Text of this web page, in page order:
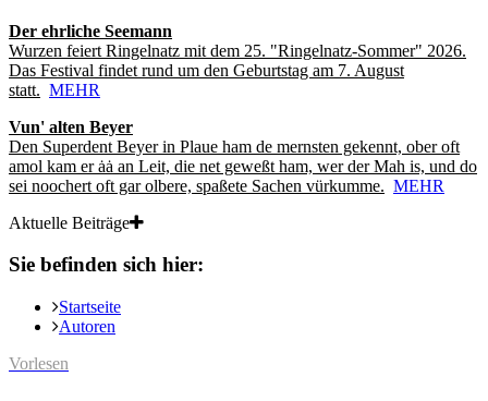
Der ehrliche Seemann
Wurzen feiert Ringelnatz mit dem 25. "Ringelnatz-Sommer" 2026.
Das Festival findet rund um den Geburtstag am 7. August
statt. MEHR
Vun' alten Beyer
Den Superdent Beyer in Plaue ham de mernsten gekennt, ober oft
amol kam er ȧȧ an Leit, die net geweßt ham, wer der Mah is, und do
sei noochert oft gar olbere, spaßete Sachen vürkumme. MEHR
Aktuelle Beiträge
Sie befinden sich hier:
Startseite
Autoren
Vorlesen